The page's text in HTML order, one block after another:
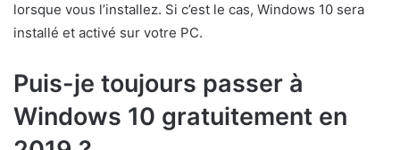
lorsque vous l’installez. Si c’est le cas, Windows 10 sera
installé et activé sur votre PC.
Puis-je toujours passer à
Windows 10 gratuitement en